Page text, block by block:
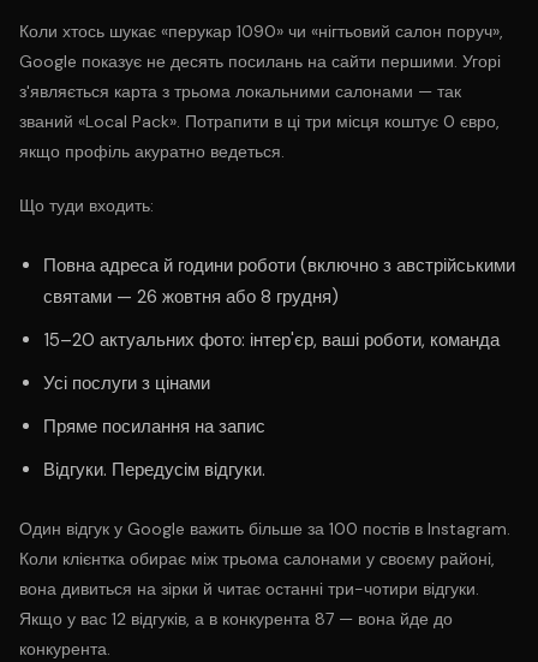
Коли хтось шукає «перукар 1090» чи «нігтьовий салон поруч»,
Google показує не десять посилань на сайти першими. Угорі
з'являється карта з трьома локальними салонами — так
званий «Local Pack». Потрапити в ці три місця коштує 0 євро,
якщо профіль акуратно ведеться.
Що туди входить:
Повна адреса й години роботи (включно з австрійськими
святами — 26 жовтня або 8 грудня)
15–20 актуальних фото: інтер'єр, ваші роботи, команда
Усі послуги з цінами
Пряме посилання на запис
Відгуки. Передусім відгуки.
Один відгук у Google важить більше за 100 постів в Instagram.
Коли клієнтка обирає між трьома салонами у своєму районі,
вона дивиться на зірки й читає останні три-чотири відгуки.
Якщо у вас 12 відгуків, а в конкурента 87 — вона йде до
конкурента.